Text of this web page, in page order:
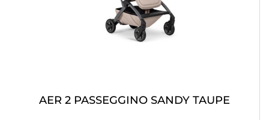
AER 2 PASSEGGINO SANDY TAUPE